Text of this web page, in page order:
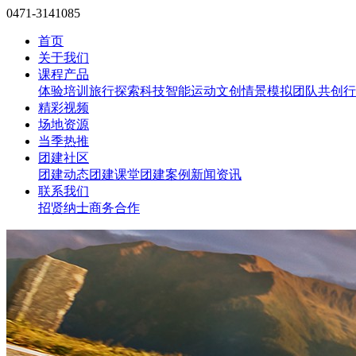
0471-3141085
首页
关于我们
课程产品
体验培训 旅行探索科技智能运动文创情景模拟团队共创
精彩视频
场地资源
当季热推
团建社区
团建动态团建课堂团建案例 新闻资讯
联系我们
招贤纳士商务合作